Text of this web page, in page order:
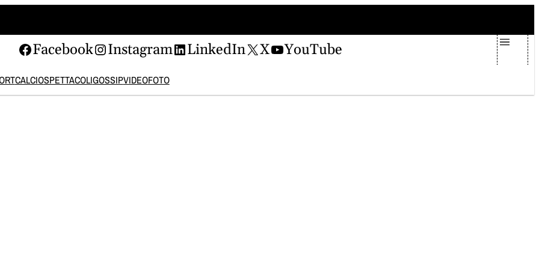
Facebook Instagram LinkedIn X YouTube
CALCIOSPETTACOLIGOSSIPVIDEOFOTO